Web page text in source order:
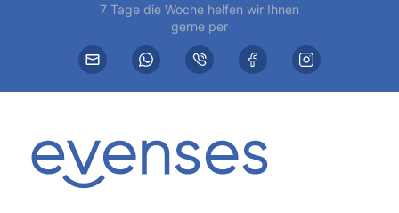
7 Tage die Woche helfen wir Ihnen
gerne per